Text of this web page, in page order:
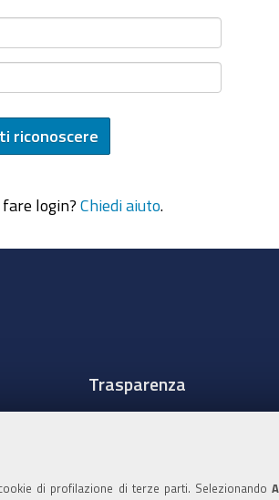
di profilazione di terze parti. Selezionando
login? Chiedi aiuto
Trasparenza
Pubblicità Legale